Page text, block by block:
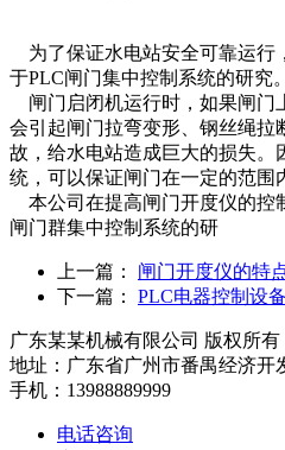
为了保证水电站安全可靠运行
于PLC闸门集中控制系统的研究。
闸门启闭机运行时，如果闸门
会引起闸门拉弯变形、钢丝绳拉
故，给水电站造成巨大的损失。
统，可以保证闸门在一定的范围
本公司在提高闸门开度仪的控
闸门群集中控制系统的研
上一篇：
闸门开度仪的特
下一篇：
PLC电器控制设
广东某某机械有限公司 版权所有
地址：广东省广州市番禺经济开
手机：13988889999
电话咨询